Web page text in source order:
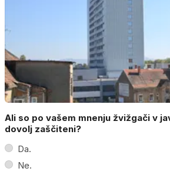
Ali so po vašem mnenju žvižgači v
dovolj zaščiteni?
Da.
Ne.